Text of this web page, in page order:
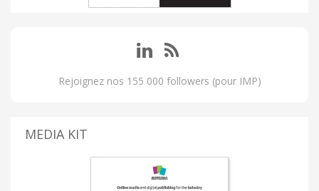
Rejoignez nos 155 000 followers (pour IMP)
MEDIA KIT